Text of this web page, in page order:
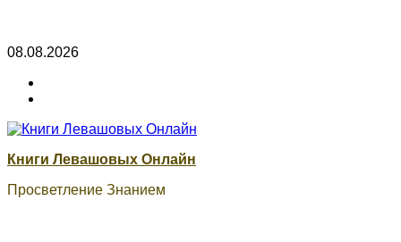
Skip
content
08.08.2026
Книги Левашовых Онлайн
Просветление Знанием